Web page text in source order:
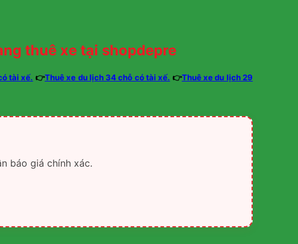
thuê xe tại shopdepre
tài xế. 👉Thuê xe du lịch 34 chỗ có tài xế. 👉Thuê xe du lịch 29
báo giá chính xác.